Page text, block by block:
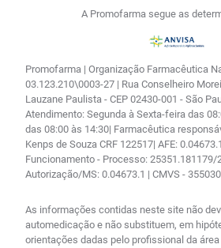
A Promofarma segue as
Promofarma | Organização Farmacêutica
03.123.210\0003-27 | Rua Conselheiro
Lauzane Paulista - CEP 02430-001 - São
Atendimento: Segunda à Sexta-feira das
das 08:00 às 14:30| Farmacêutica
Kenps de Souza CRF 122517| AFE:
Funcionamento - Processo: 25351.181179/
Autorização/MS: 0.04673.1 | CMVS -
As informações contidas neste site não
automedicação e não substituem, em
orientações dadas pelo profissional da